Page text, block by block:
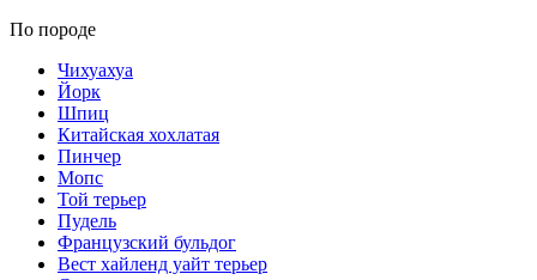
По породе
Чихуахуа
Йорк
Шпиц
Китайская хохлатая
Пинчер
Мопс
Той терьер
Пудель
Французский бульдог
Вест хайленд уайт терьер